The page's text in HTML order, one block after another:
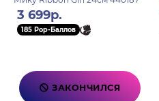
3 699р.
185 Pop-Баллов
ЗАКОНЧИЛСЯ